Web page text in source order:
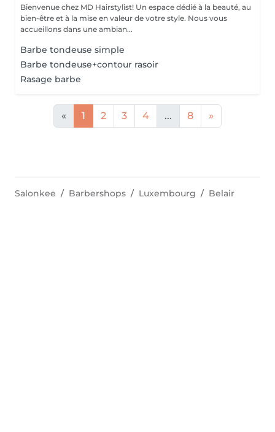
Bienvenue chez MD Hairstylist! Un espace dédié à la beauté, au
bien-être et à la mise en valeur de votre style. Nous vous
accueillons dans une ambian...
Barbe tondeuse simple
Barbe tondeuse+contour rasoir
Rasage barbe
« 1 2 3 4 ... 8 »
Salonkee Barbershops Luxembourg Belair